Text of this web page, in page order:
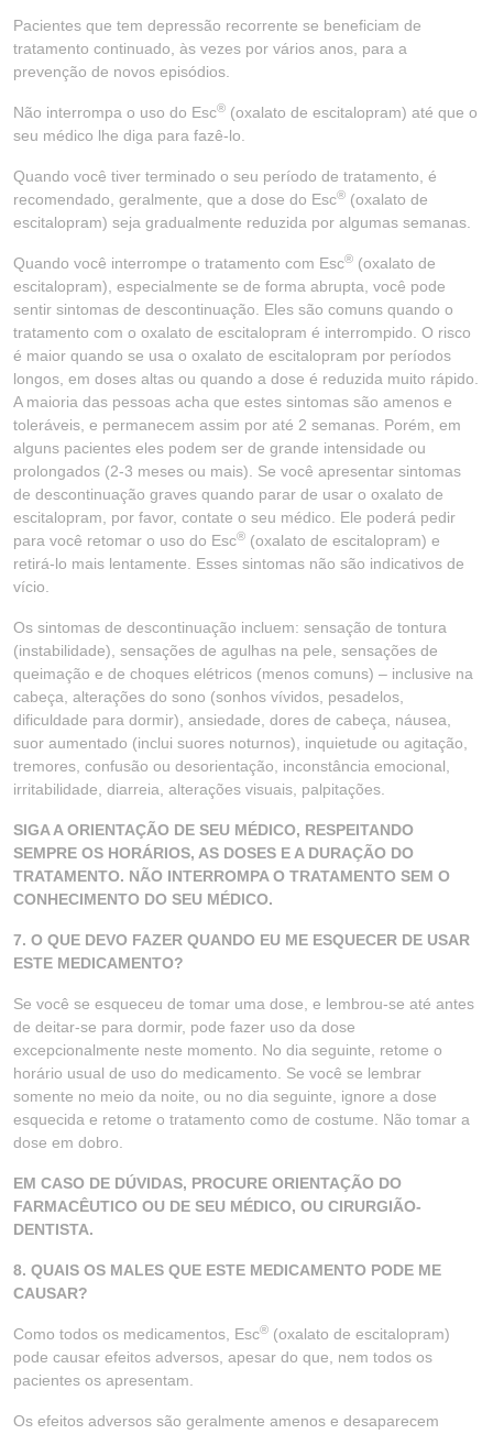
Pacientes que tem depressão recorrente se beneficiam de
tratamento continuado, às vezes por vários anos, para a
prevenção de novos episódios.
Não interrompa o uso do Esc® (oxalato de escitalopram) até que o
seu médico lhe diga para fazê-lo.
Quando você tiver terminado o seu período de tratamento, é
recomendado, geralmente, que a dose do Esc® (oxalato de
escitalopram) seja gradualmente reduzida por algumas semanas.
Quando você interrompe o tratamento com Esc® (oxalato de
escitalopram), especialmente se de forma abrupta, você pode
sentir sintomas de descontinuação. Eles são comuns quando o
tratamento com o oxalato de escitalopram é interrompido. O risco
é maior quando se usa o oxalato de escitalopram por períodos
longos, em doses altas ou quando a dose é reduzida muito rápido.
A maioria das pessoas acha que estes sintomas são amenos e
toleráveis, e permanecem assim por até 2 semanas. Porém, em
alguns pacientes eles podem ser de grande intensidade ou
prolongados (2-3 meses ou mais). Se você apresentar sintomas
de descontinuação graves quando parar de usar o oxalato de
escitalopram, por favor, contate o seu médico. Ele poderá pedir
para você retomar o uso do Esc® (oxalato de escitalopram) e
retirá-lo mais lentamente. Esses sintomas não são indicativos de
vício.
Os sintomas de descontinuação incluem: sensação de tontura
(instabilidade), sensações de agulhas na pele, sensações de
queimação e de choques elétricos (menos comuns) – inclusive na
cabeça, alterações do sono (sonhos vívidos, pesadelos,
dificuldade para dormir), ansiedade, dores de cabeça, náusea,
suor aumentado (inclui suores noturnos), inquietude ou agitação,
tremores, confusão ou desorientação, inconstância emocional,
irritabilidade, diarreia, alterações visuais, palpitações.
SIGA A ORIENTAÇÃO DE SEU MÉDICO, RESPEITANDO
SEMPRE OS HORÁRIOS, AS DOSES E A DURAÇÃO DO
TRATAMENTO. NÃO INTERROMPA O TRATAMENTO SEM O
CONHECIMENTO DO SEU MÉDICO.
7. O QUE DEVO FAZER QUANDO EU ME ESQUECER DE USAR
ESTE MEDICAMENTO?
Se você se esqueceu de tomar uma dose, e lembrou-se até antes
de deitar-se para dormir, pode fazer uso da dose
excepcionalmente neste momento. No dia seguinte, retome o
horário usual de uso do medicamento. Se você se lembrar
somente no meio da noite, ou no dia seguinte, ignore a dose
esquecida e retome o tratamento como de costume. Não tomar a
dose em dobro.
EM CASO DE DÚVIDAS, PROCURE ORIENTAÇÃO DO
FARMACÊUTICO OU DE SEU MÉDICO, OU CIRURGIÃO-
DENTISTA.
8. QUAIS OS MALES QUE ESTE MEDICAMENTO PODE ME
CAUSAR?
Como todos os medicamentos, Esc® (oxalato de escitalopram)
pode causar efeitos adversos, apesar do que, nem todos os
pacientes os apresentam.
Os efeitos adversos são geralmente amenos e desaparecem